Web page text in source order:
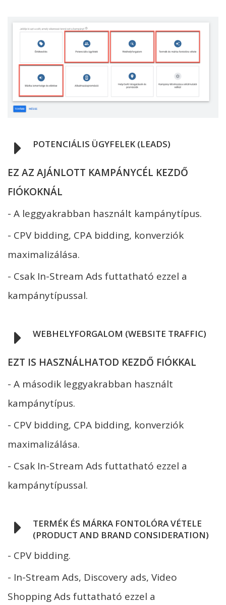
POTENCIÁLIS ÜGYFELEK (LEADS)
EZ AZ AJÁNLOTT KAMPÁNYCÉL KEZDŐ
FIÓKOKNÁL
- A leggyakrabban használt kampánytípus.
- CPV bidding, CPA bidding, konverziók
maximalizálása.
- Csak In-Stream Ads futtatható ezzel a
kampánytípussal.
WEBHELYFORGALOM (WEBSITE TRAFFIC)
EZT IS HASZNÁLHATOD KEZDŐ FIÓKKAL
- A második leggyakrabban használt
kampánytípus.
- CPV bidding, CPA bidding, konverziók
maximalizálása.
- Csak In-Stream Ads futtatható ezzel a
kampánytípussal.
TERMÉK ÉS MÁRKA FONTOLÓRA VÉTELE
(PRODUCT AND BRAND CONSIDERATION)
- CPV bidding.
- In-Stream Ads, Discovery ads, Video
Shopping Ads futtatható ezzel a